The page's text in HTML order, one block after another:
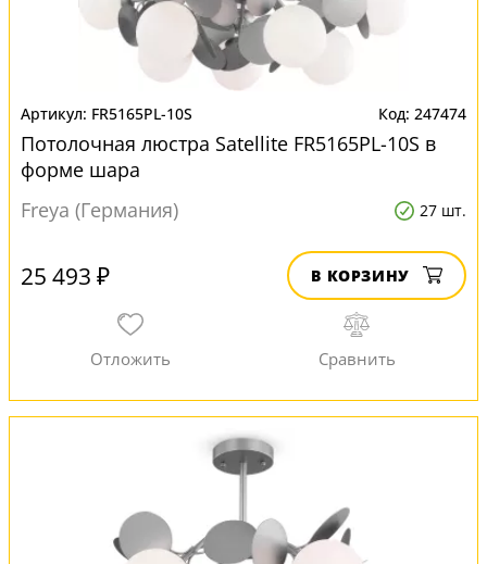
FR5165PL-10S 247474
Потолочная люстра Satellite FR5165PL-10S в
форме шара
Freya (Германия)
27 шт.
25 493 ₽ В КОРЗИНУ